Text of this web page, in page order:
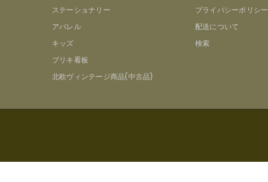
ステーショナリー
アパレル
キッズ
ブリキ看板
北欧ヴィンテージ商品(中古品)
プライバシーポリシー
配送について
検索